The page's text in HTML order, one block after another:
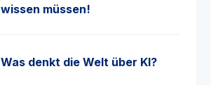
wissen müssen!
Was denkt die Welt über KI?